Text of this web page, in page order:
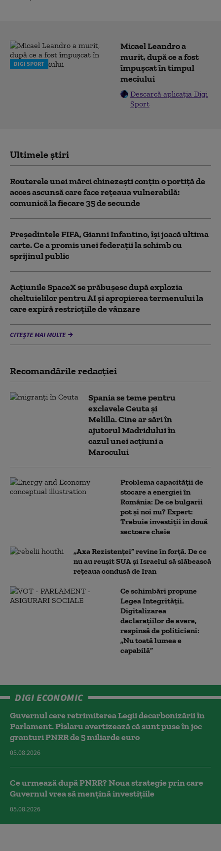
DIGI SPORT
Micael Leandro a
murit, după ce a fost
împușcat în timpul
meciului
Descarcă aplicația Digi
Sport
Ultimele știri
Routerele unei mărci chinezești conțin o portiță de
acces ascunsă care face rețeaua vulnerabilă:
comunică la fiecare 35 de secunde
Președintele FIFA, Gianni Infantino, îşi joacă ultima
carte. Ce a promis unei federații la schimb cu
sprijinul public
Acţiunile SpaceX se prăbuşesc după explozia
cheltuielilor pentru AI şi apropierea termenului la
care expiră restricţiile de vânzare
CITEȘTE MAI MULTE
Recomandările redacţiei
Spania se teme pentru
exclavele Ceuta și
Melilla. Cine ar sări în
ajutorul Madridului în
cazul unei acțiuni a
Marocului
Problema capacității de
stocare a energiei în
România: De ce bulgarii
pot și noi nu? Expert:
Trebuie investiții în două
sectoare cheie
„Axa Rezistenței” revine în forță. De ce
nu au reușit SUA și Israelul să slăbească
rețeaua condusă de Iran
Ce schimbări propune
Legea Integrității.
Digitalizarea
declarațiilor de avere,
respinsă de politicieni:
„Nu toată lumea e
capabilă”
DIGI ECONOMIC
Guvernul cere retrimiterea Legii decarbonizării în
Parlament. Pîslaru avertizează că sunt puse în joc
granturi PNRR de 5 miliarde euro
05.08.2026
Ce urmează după PNRR? Noua strategie prin care
Guvernul vrea să mențină investițiile
05.08.2026